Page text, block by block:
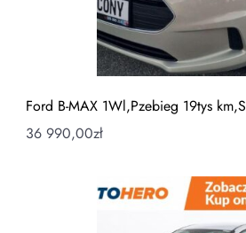
Ford B-MAX 1Wl,Pzebieg 19tys
36 990,00zł